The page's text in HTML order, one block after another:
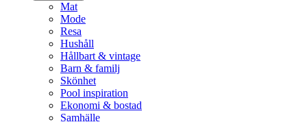
Mat
Mode
Resa
Hushåll
Hållbart & vintage
Barn & familj
Skönhet
Pool inspiration
Ekonomi & bostad
Samhälle